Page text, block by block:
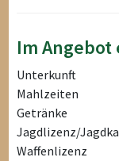
Im
Unterkunft
Mahlzeiten
Getränke
Jagdlizenz/
Waffenlizenz